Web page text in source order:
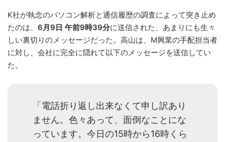
K社が執念のパソコン解析と通信履歴の調査によって突き止め
たのは、 6月9日 午前9時39分に送信された、あまりにも生々
しい裏切りのメッセージだった。高山は、M興業の手配担当者
に対し、会社に完全に隠れて以下のメッセージを送信してい
た。
「電話折り返し出来なくて申し訳あり
ません。色々あって、面倒なことにな
っています。今日の15時から16時くら